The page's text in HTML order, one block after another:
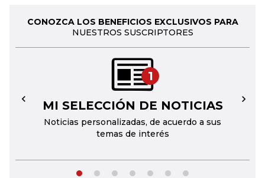
CONOZCA LOS BENEFICIOS EXCLUSIVOS PARA
NUESTROS SUSCRIPTORES
1
MI SELECCIÓN DE NOTICIAS
Noticias personalizadas, de acuerdo a sus
temas de interés
← →